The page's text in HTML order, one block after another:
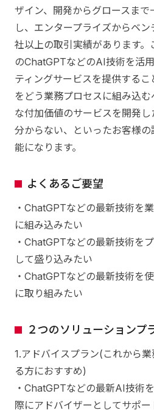
ザイン、開発からグロースま
し、エンタープライズからベ
社以上の取引実績があります
のChatGPTなどのAI技術を活
ティングサービスを提供する
をどう業務プロセスに組み込
な付加価値のサービスを開発
分からない、といったお客様
能になります。
よくあるご要望
・ChatGPTなどの最新技術を
に組み込みたい
・ChatGPTなどの最新技術を
して盛り込みたい
・ChatGPTなどの最新技術を
に取り組みたい
２つのソリューションプ
1.アドバイスプラン(これから
る方におすすめ)
・ChatGPTなどの最新AI技術
際にアドバイザーとしてサポー